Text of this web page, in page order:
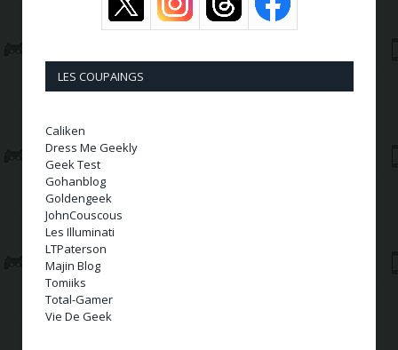
LES COUPAINGS
Caliken
Dress Me Geekly
Geek Test
Gohanblog
Goldengeek
JohnCouscous
Les Illuminati
LTPaterson
Majin Blog
Tomiiks
Total-Gamer
Vie De Geek